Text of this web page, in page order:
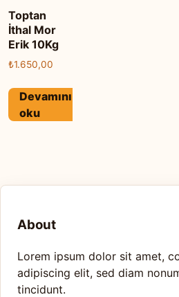
Toptan
İthal Mor
Erik 10Kg
₺1.650,00
Devamını
oku
About
Lorem ipsum dolor sit amet,
adipiscing elit, sed diam
tincidunt.